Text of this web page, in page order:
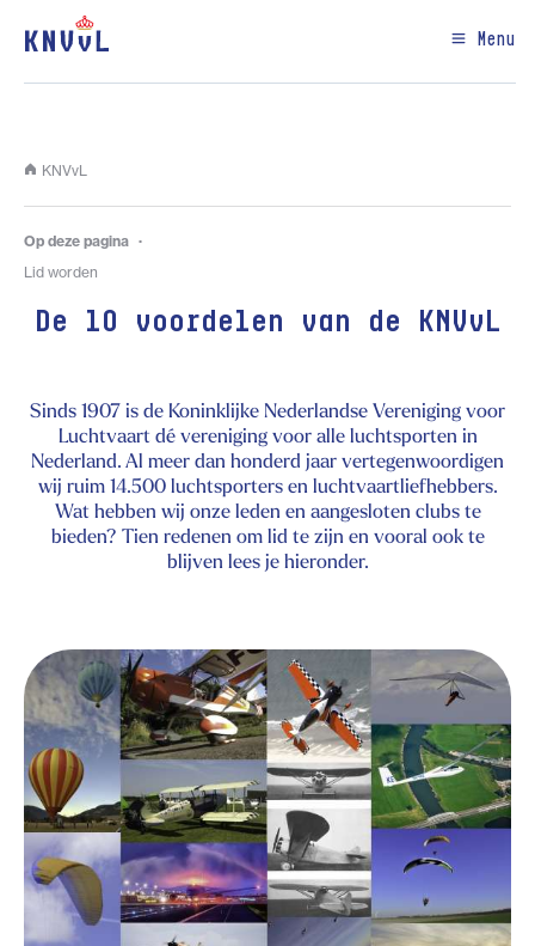
Menu
KNVvL
Op deze pagina
Lid worden
De 10 voordelen van de KNVvL
Sinds 1907 is de Koninklijke Nederlandse Vereniging voor
Luchtvaart dé vereniging voor alle luchtsporten in
Nederland. Al meer dan honderd jaar vertegenwoordigen
wij ruim 14.500 luchtsporters en luchtvaartliefhebbers.
Wat hebben wij onze leden en aangesloten clubs te
bieden? Tien redenen om lid te zijn en vooral ook te
blijven lees je hieronder.